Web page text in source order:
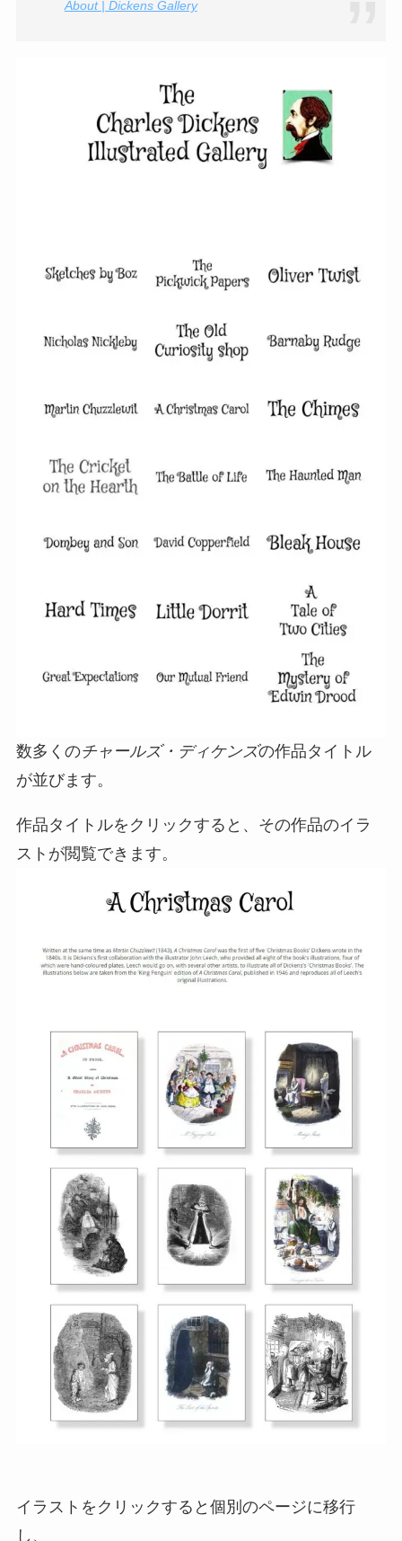
About | Dickens Gallery
数多くのチャールズ・ディケンズの作品タイトル
が並びます。
作品タイトルをクリックすると、その作品のイラ
ストが閲覧できます。
イラストをクリックすると個別のページに移行
し、